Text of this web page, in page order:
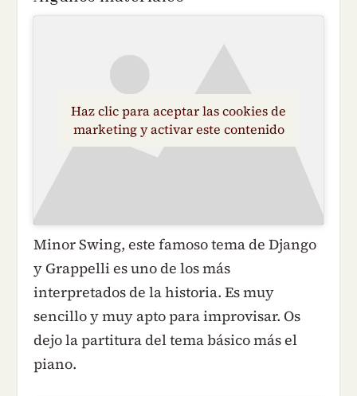
Haz clic para aceptar las cookies de
marketing y activar este contenido
Minor Swing, este famoso tema de Django
y Grappelli es uno de los más
interpretados de la historia. Es muy
sencillo y muy apto para improvisar. Os
dejo la partitura del tema básico más el
piano.